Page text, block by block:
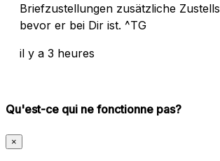
Briefzustellungen zusätzliche
bevor er bei Dir ist. ^TG
il y a 3 heures
Qu'est-ce qui ne fonctionne pas?
×